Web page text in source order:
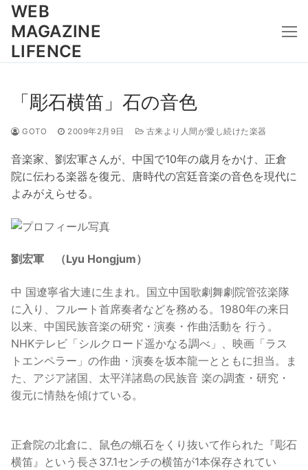
WEB
MAGAZINE
LIFENCE
「彫石横笛」石の音色
GOTO 2009年2月9日 古来より人間が愛し続けた楽器
音楽家、劉宏軍さんが、中国で10年の歳月をかけ、正倉
院に伝わる楽器を復元、唐時代の宮廷音楽の音色を現代に
よみがえらせる。
劉宏軍 （Lyu Hongjum）
中 国遼寧省大連に生まれ。国立中国歌劇舞劇院管弦楽隊
に入り、フルート首席奏者などを務める。1980年の来日
以来、中国民族音楽の研究・演奏・作曲活動を 行う。
NHKテレビ「シルクロード遥かなる調べ」、映画「ラス
トエンペラー」の作曲・演奏を坂本龍一とともに担当。ま
た、アジア諸国、太平洋諸島の民族音 楽の調査・研究・
復元に情熱を傾けている。
正倉院の北倉に、鼠色の蝋石をくり抜いて作られた『彫石
横笛』という長さ37.1センチの横笛が1本保存されてい